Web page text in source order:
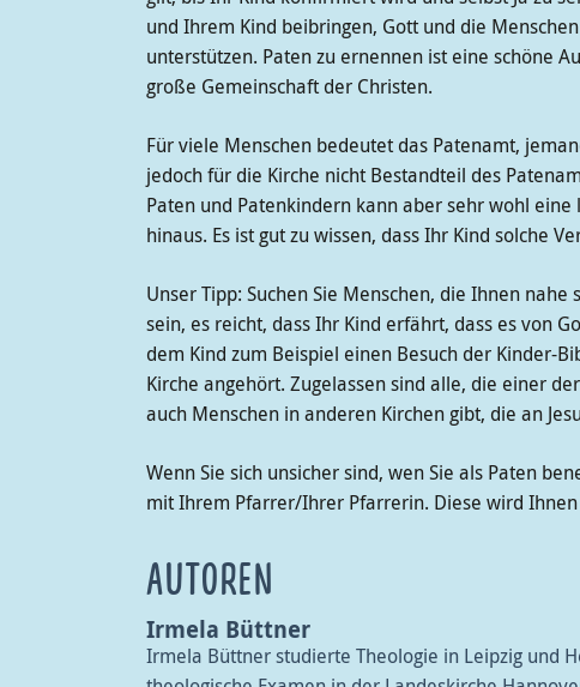
und Ihrem Kind beibringen, Gott und die
unterstützen. Paten zu ernennen ist eine schöne
große Gemeinschaft der Christen.
Für viele Menschen bedeutet das Patenamt,
jedoch für die Kirche nicht Bestandteil des
Paten und Patenkindern kann aber sehr wohl
hinaus. Es ist gut zu wissen, dass Ihr Kind solche
Unser Tipp: Suchen Sie Menschen, die Ihnen
sein, es reicht, dass Ihr Kind erfährt, dass es von
dem Kind zum Beispiel einen Besuch der Kinder-
Kirche angehört. Zugelassen sind alle, die einer
auch Menschen in anderen Kirchen gibt, die an
Wenn Sie sich unsicher sind, wen Sie als Paten
mit Ihrem Pfarrer/Ihrer Pfarrerin. Diese wird
AUTOREN
Irmela Büttner
Irmela Büttner studierte Theologie in Leipzig und